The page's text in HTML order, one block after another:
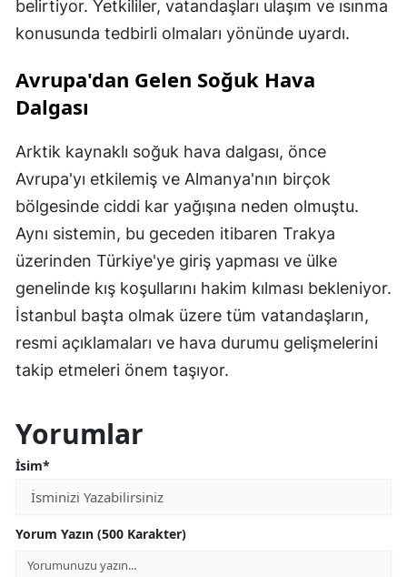
belirtiyor. Yetkililer, vatandaşları ulaşım ve ısınma
konusunda tedbirli olmaları yönünde uyardı.
Avrupa'dan Gelen Soğuk Hava
Dalgası
Arktik kaynaklı soğuk hava dalgası, önce
Avrupa'yı etkilemiş ve Almanya'nın birçok
bölgesinde ciddi kar yağışına neden olmuştu.
Aynı sistemin, bu geceden itibaren Trakya
üzerinden Türkiye'ye giriş yapması ve ülke
genelinde kış koşullarını hakim kılması bekleniyor.
İstanbul başta olmak üzere tüm vatandaşların,
resmi açıklamaları ve hava durumu gelişmelerini
takip etmeleri önem taşıyor.
Yorumlar
İsim*
Yorum Yazın (500 Karakter)